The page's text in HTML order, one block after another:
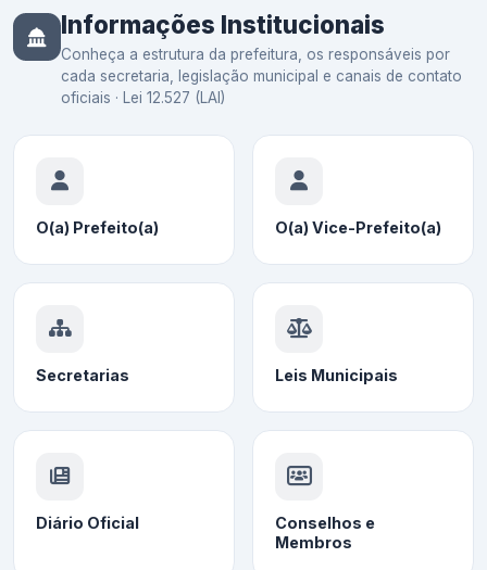
Informações Institucionais
Conheça a estrutura da prefeitura, os responsáveis por
cada secretaria, legislação municipal e canais de contato
oficiais · Lei 12.527 (LAI)
O(a) Prefeito(a) O(a) Vice-Prefeito(a)
Secretarias Leis Municipais
Diário Oficial
Conselhos e
Membros